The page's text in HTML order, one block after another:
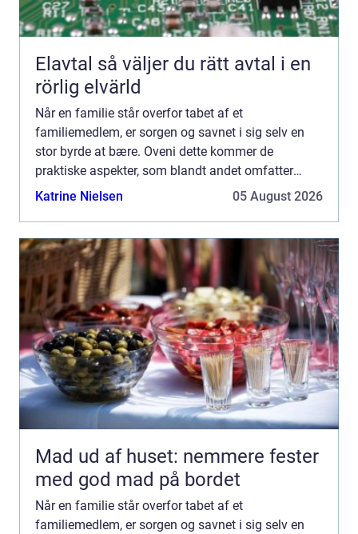
Elavtal så väljer du rätt avtal i en
rörlig elvärld
Når en familie står overfor tabet af et
familiemedlem, er sorgen og savnet i sig selv en
stor byrde at bære. Oveni dette kommer de
praktiske aspekter, som blandt andet omfatter
håndteringen af den afdødes dødsbo....
Katrine Nielsen 05 August 2026
Mad ud af huset: nemmere fester
med god mad på bordet
Når en familie står overfor tabet af et
familiemedlem, er sorgen og savnet i sig selv en